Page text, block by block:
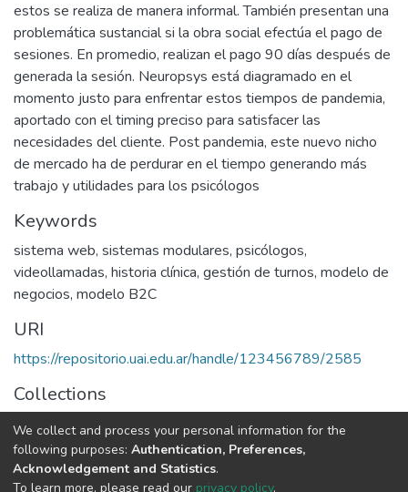
estos se realiza de manera informal. También presentan una
problemática sustancial si la obra social efectúa el pago de
sesiones. En promedio, realizan el pago 90 días después de
generada la sesión. Neuropsys está diagramado en el
momento justo para enfrentar estos tiempos de pandemia,
aportado con el timing preciso para satisfacer las
necesidades del cliente. Post pandemia, este nuevo nicho
de mercado ha de perdurar en el tiempo generando más
trabajo y utilidades para los psicólogos
Keywords
sistema web, sistemas modulares, psicólogos,
videollamadas, historia clínica, gestión de turnos, modelo de
negocios, modelo B2C
URI
https://repositorio.uai.edu.ar/handle/123456789/2585
Collections
INGENIERÍA EN SISTEMAS INFORMÁTICOS
Full item page
We collect and process your personal information for the
following purposes: Authentication, Preferences,
Acknowledgement and Statistics.
To learn more, please read our privacy policy.